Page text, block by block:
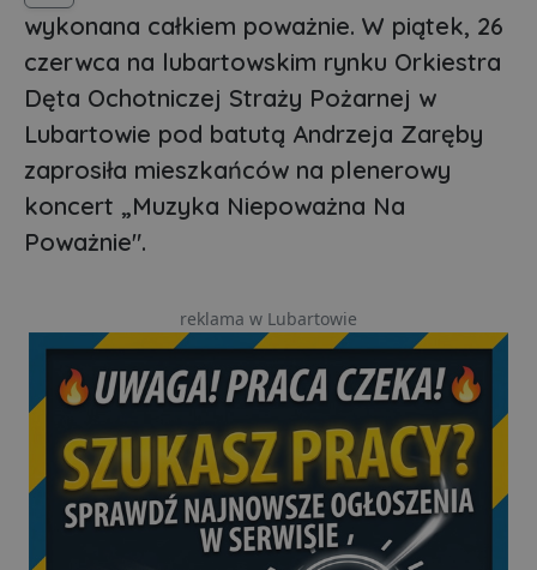
wykonana całkiem poważnie. W piątek, 26
czerwca na lubartowskim rynku Orkiestra
Dęta Ochotniczej Straży Pożarnej w
Lubartowie pod batutą Andrzeja Zaręby
zaprosiła mieszkańców na plenerowy
koncert „Muzyka Niepoważna Na
Poważnie".
reklama w Lubartowie